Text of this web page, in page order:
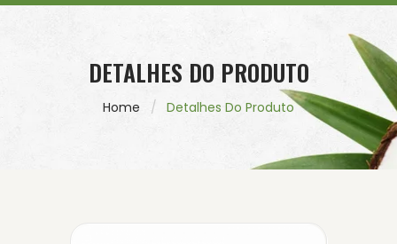
DETALHES DO PRODUTO
Home Detalhes Do Produto